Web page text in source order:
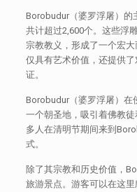
Borobudur（婆罗浮屠）的
共计超过2,600个。这些浮
宗教教义，形成了一个宏
仅具有艺术价值，还提供
证。
Borobudur（婆罗浮屠）在
一个朝圣地，吸引着佛教
多人在清明节期间来到
式。
除了其宗教和历史价值，
旅游景点。游客可以在这